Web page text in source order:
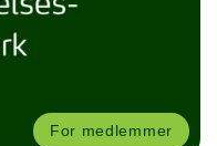
For medlemmer